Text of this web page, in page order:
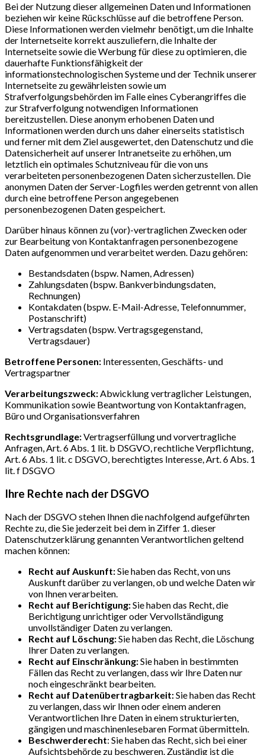
Bei der Nutzung dieser allgemeinen Daten und Informationen
beziehen wir keine Rückschlüsse auf die betroffene Person.
Diese Informationen werden vielmehr benötigt, um die Inhalte
der Internetseite korrekt auszuliefern, die Inhalte der
Internetseite sowie die Werbung für diese zu optimieren, die
dauerhafte Funktionsfähigkeit der
informationstechnologischen Systeme und der Technik unserer
Internetseite zu gewährleisten sowie um
Strafverfolgungsbehörden im Falle eines Cyberangriffes die
zur Strafverfolgung notwendigen Informationen
bereitzustellen. Diese anonym erhobenen Daten und
Informationen werden durch uns daher einerseits statistisch
und ferner mit dem Ziel ausgewertet, den Datenschutz und die
Datensicherheit auf unserer Intranetseite zu erhöhen, um
letztlich ein optimales Schutzniveau für die von uns
verarbeiteten personenbezogenen Daten sicherzustellen. Die
anonymen Daten der Server-Logfiles werden getrennt von allen
durch eine betroffene Person angegebenen
personenbezogenen Daten gespeichert.
Darüber hinaus können zu (vor)-vertraglichen Zwecken oder
zur Bearbeitung von Kontaktanfragen personenbezogene
Daten aufgenommen und verarbeitet werden. Dazu gehören:
Bestandsdaten (bspw. Namen, Adressen)
Zahlungsdaten (bspw. Bankverbindungsdaten,
Rechnungen)
Kontakdaten (bspw. E-Mail-Adresse, Telefonnummer,
Postanschrift)
Vertragsdaten (bspw. Vertragsgegenstand,
Vertragsdauer)
Betroffene Personen: Interessenten, Geschäfts- und
Vertragspartner
Verarbeitungszweck:Abwicklung vertraglicher Leistungen,
Kommunikation sowie Beantwortung von Kontaktanfragen,
Büro und Organisationsverfahren
Rechtsgrundlage:Vertragserfüllung und vorvertragliche
Anfragen, Art. 6 Abs. 1 lit. b DSGVO, rechtliche Verpflichtung,
Art. 6 Abs. 1 lit. c DSGVO, berechtigtes Interesse, Art. 6 Abs. 1
lit. f DSGVO
Ihre Rechte nach der DSGVO
Nach der DSGVO stehen Ihnen die nachfolgend aufgeführten
Rechte zu, die Sie jederzeit bei dem in Ziffer 1. dieser
Datenschutzerklärung genannten Verantwortlichen geltend
machen können:
Recht auf Auskunft:Sie haben das Recht, von uns
Auskunft darüber zu verlangen, ob und welche Daten wir
von Ihnen verarbeiten.
Recht auf Berichtigung:Sie haben das Recht, die
Berichtigung unrichtiger oder Vervollständigung
unvollständiger Daten zu verlangen.
Recht auf Löschung:Sie haben das Recht, die Löschung
Ihrer Daten zu verlangen.
Recht auf Einschränkung:Sie haben in bestimmten
Fällen das Recht zu verlangen, dass wir Ihre Daten nur
noch eingeschränkt bearbeiten.
Recht auf Datenübertragbarkeit:Sie haben das Recht
zu verlangen, dass wir Ihnen oder einem anderen
Verantwortlichen Ihre Daten in einem strukturierten,
gängigen und maschinenlesebaren Format übermitteln.
Beschwerderecht: Sie haben das Recht, sich bei einer
Aufsichtsbehörde zu beschweren. Zuständig ist die